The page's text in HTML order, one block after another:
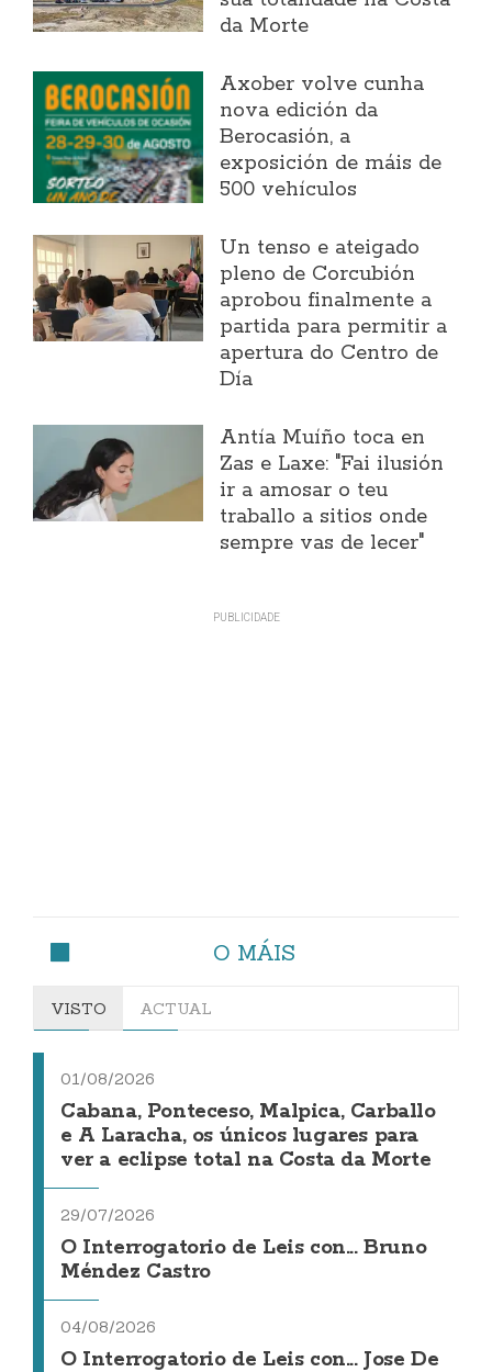
da Morte
Axober volve cunha
nova edición da
Berocasión, a
exposición de máis de
500 vehículos
Un tenso e ateigado
pleno de Corcubión
aprobou finalmente a
partida para permitir a
apertura do Centro de
Día
Antía Muíño toca en
Zas e Laxe: "Fai ilusión
ir a amosar o teu
traballo a sitios onde
sempre vas de lecer"
O MÁIS
VISTO ACTUAL
01/08/2026
Cabana, Ponteceso, Malpica, Carballo
e A Laracha, os únicos lugares para
ver a eclipse total na Costa da Morte
29/07/2026
O Interrogatorio de Leis con... Bruno
Méndez Castro
04/08/2026
O Interrogatorio de Leis con... Jose De